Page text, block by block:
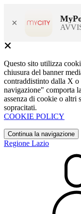
×
Questo sito utilizza
chiusura del banner
contraddistinto dalla X
navigazione" comporta
assenza di cookie o altri
sopracitati.
COOKIE POLICY
Continua la navigazione
Regione Lazio